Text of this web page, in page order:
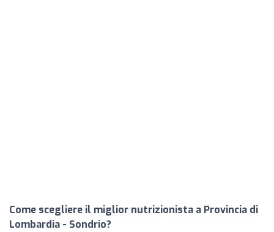
Come scegliere il miglior nutrizionista a Provincia di
Lombardia - Sondrio?